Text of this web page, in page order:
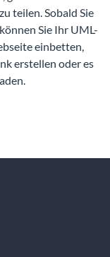
teilen. Sobald Sie
Sie Ihr UML-
einbetten,
erstellen oder es